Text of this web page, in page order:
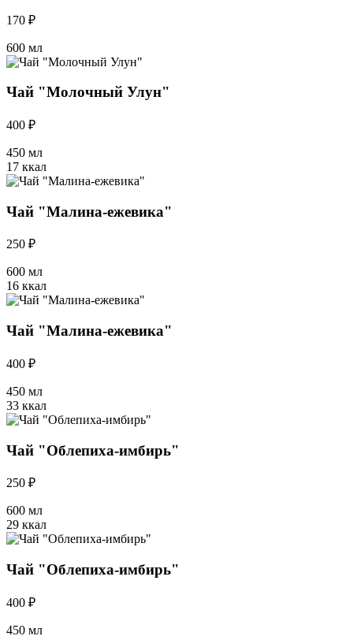
170 ₽
600 мл
Чай "Молочный Улун"
400 ₽
450 мл
17 ккал
Чай "Малина-ежевика"
250 ₽
600 мл
16 ккал
Чай "Малина-ежевика"
400 ₽
450 мл
33 ккал
Чай "Облепиха-имбирь"
250 ₽
600 мл
29 ккал
Чай "Облепиха-имбирь"
400 ₽
450 мл